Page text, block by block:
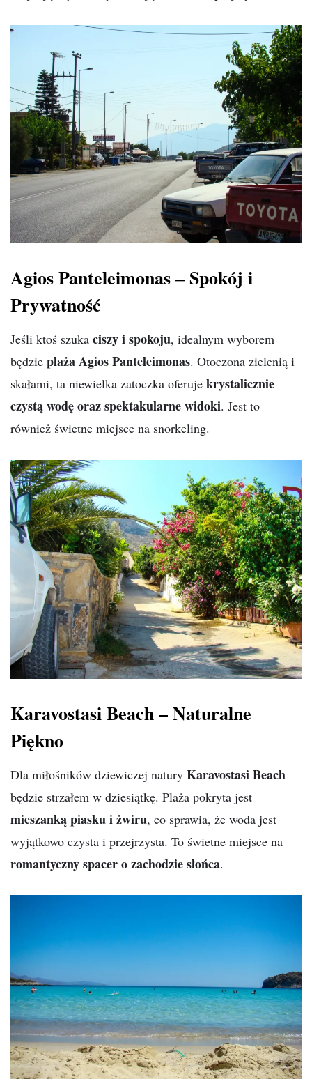
Agios Panteleimonas – Spokój i
Prywatność
Jeśli ktoś szuka ciszy i spokoju, idealnym wyborem
będzie plaża Agios Panteleimonas. Otoczona zielenią i
skałami, ta niewielka zatoczka oferuje krystalicznie
czystą wodę oraz spektakularne widoki. Jest to
również świetne miejsce na snorkeling.
Karavostasi Beach – Naturalne
Piękno
Dla miłośników dziewiczej natury Karavostasi Beach
będzie strzałem w dziesiątkę. Plaża pokryta jest
mieszanką piasku i żwiru, co sprawia, że woda jest
wyjątkowo czysta i przejrzysta. To świetne miejsce na
romantyczny spacer o zachodzie słońca.